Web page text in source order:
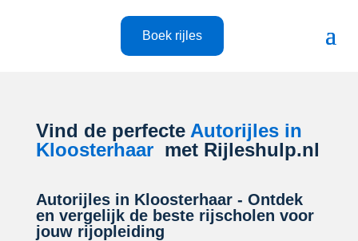
Boek rijles
Vind de perfecte Autorijles in
Kloosterhaar met Rijleshulp.nl
Autorijles in Kloosterhaar - Ontdek
en vergelijk de beste rijscholen voor
jouw rijopleiding